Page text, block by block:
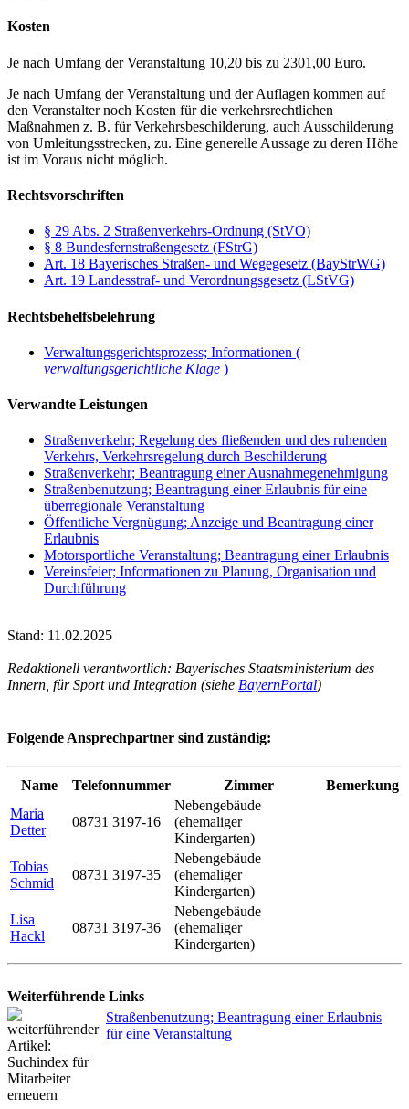
Kosten
Je nach Umfang der Veranstaltung 10,20 bis zu 2301,00 Euro.
Je nach Umfang der Veranstaltung und der Auflagen kommen auf
den Veranstalter noch Kosten für die verkehrsrechtlichen
Maßnahmen z. B. für Verkehrsbeschilderung, auch Ausschilderung
von Umleitungsstrecken, zu. Eine generelle Aussage zu deren Höhe
ist im Voraus nicht möglich.
Rechtsvorschriften
§ 29 Abs. 2 Straßenverkehrs-Ordnung (StVO)
§ 8 Bundesfernstraßengesetz (FStrG)
Art. 18 Bayerisches Straßen- und Wegegesetz (BayStrWG)
Art. 19 Landesstraf- und Verordnungsgesetz (LStVG)
Rechtsbehelfsbelehrung
Verwaltungsgerichtsprozess; Informationen (
verwaltungsgerichtliche Klage )
Verwandte Leistungen
Straßenverkehr; Regelung des fließenden und des ruhenden
Verkehrs, Verkehrsregelung durch Beschilderung
Straßenverkehr; Beantragung einer Ausnahmegenehmigung
Straßenbenutzung; Beantragung einer Erlaubnis für eine
überregionale Veranstaltung
Öffentliche Vergnügung; Anzeige und Beantragung einer
Erlaubnis
Motorsportliche Veranstaltung; Beantragung einer Erlaubnis
Vereinsfeier; Informationen zu Planung, Organisation und
Durchführung
Stand: 11.02.2025
Redaktionell verantwortlich: Bayerisches Staatsministerium des
Innern, für Sport und Integration (siehe BayernPortal)
Folgende Ansprechpartner sind zuständig:
Name Telefonnummer Zimmer
Bemerkung
Maria
Detter
08731 3197-16
Nebengebäude
(ehemaliger
Kindergarten)
Tobias
Schmid
08731 3197-35
Nebengebäude
(ehemaliger
Kindergarten)
Lisa
Hackl
08731 3197-36
Nebengebäude
(ehemaliger
Kindergarten)
Weiterführende Links
Straßenbenutzung; Beantragung einer Erlaubnis
für eine Veranstaltung